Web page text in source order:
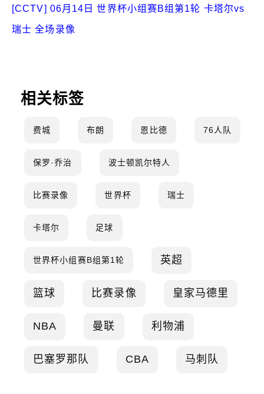
[CCTV] 06月14日 世界杯小组赛B组第1轮 卡塔尔vs
瑞士 全场录像
相关标签
费城 布朗 恩比德 76人队
保罗·乔治 波士顿凯尔特人
比赛录像 世界杯 瑞士
卡塔尔 足球
世界杯小组赛B组第1轮 英超
篮球 比赛录像 皇家马德里
NBA 曼联 利物浦
巴塞罗那队 CBA 马刺队